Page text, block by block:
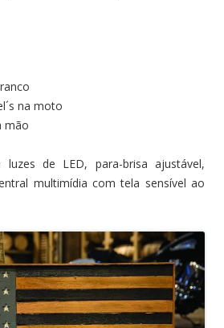
na moto
mão
de LED, para-brisa ajustável,
multimídia com tela sensível ao